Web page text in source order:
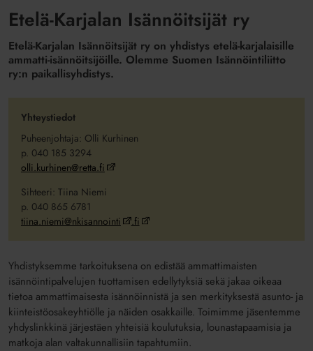
Etelä-Karjalan Isännöitsijät ry
Etelä-Karjalan Isännöitsijät ry on yhdistys etelä-karjalaisille
ammatti-isännöitsijöille. Olemme Suomen Isännöintiliitto
ry:n paikallisyhdistys.
Yhteystiedot
Puheenjohtaja: Olli Kurhinen
p. 040 185 3294
olli.kurhinen@retta.fi
Sihteeri: Tiina Niemi
p. 040 865 6781
tiina.niemi@nkisannointi
.fi
Yhdistyksemme tarkoituksena on edistää ammattimaisten
isännöintipalvelujen tuottamisen edellytyksiä sekä jakaa oikeaa
tietoa ammattimaisesta isännöinnistä ja sen merkityksestä asunto- ja
kiinteistöosakeyhtiölle ja näiden osakkaille. Toimimme jäsentemme
yhdyslinkkinä järjestäen yhteisiä koulutuksia, lounastapaamisia ja
matkoja alan valtakunnallisiin tapahtumiin.